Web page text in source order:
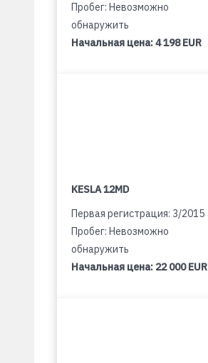
Пробег: Невозможно
обнаружить
Начальная цена:4 198 EUR
KESLA 12MD
Первая регистрация: 3/2015
Пробег: Невозможно
обнаружить
Начальная цена: 22 000 EUR